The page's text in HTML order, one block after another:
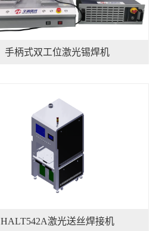
手柄式双工位激光锡焊机
HALT542A激光送丝焊接机